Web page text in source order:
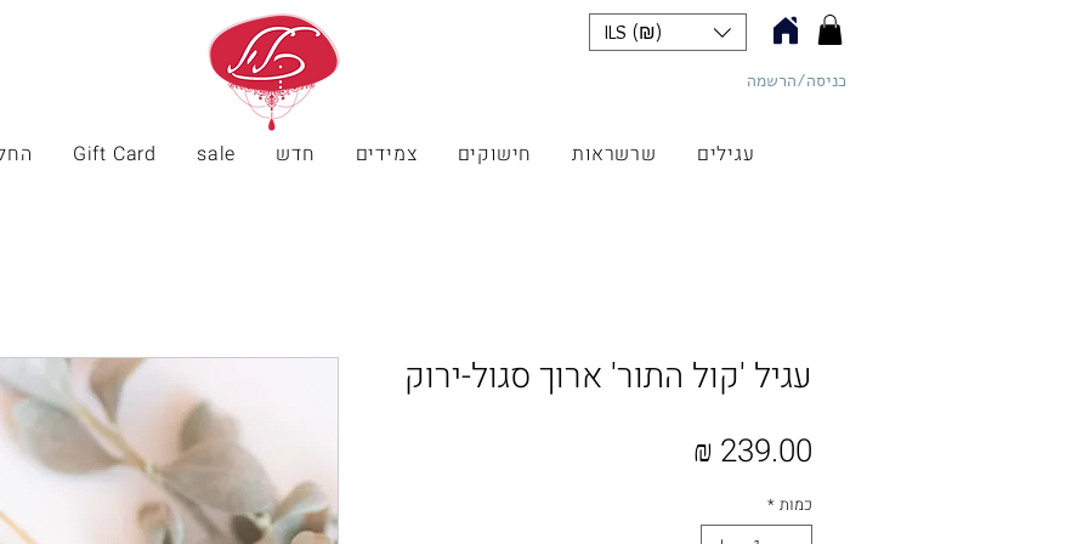
ILS (₪)
כניסה/הרשמה
עגילים שרשראות חישוקים צמידים חדש sale
Gift Card
עגיל 'קול התור' ארוך סגול-ירוק
כמות *